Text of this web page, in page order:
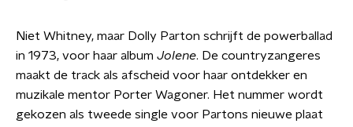
Niet Whitney, maar Dolly Parton schrijft de powerballad
in 1973, voor haar album Jolene. De countryzangeres
maakt de track als afscheid voor haar ontdekker en
muzikale mentor Porter Wagoner. Het nummer wordt
gekozen als tweede single voor Partons nieuwe plaat